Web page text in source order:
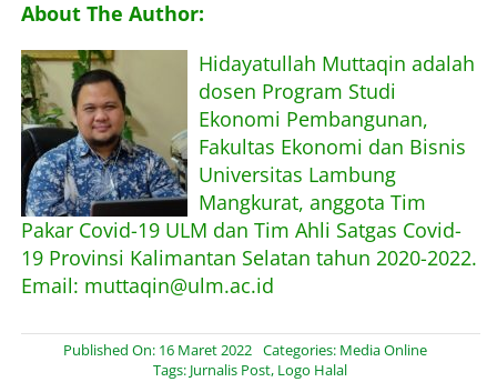
About The Author:
Hidayatullah Muttaqin adalah
dosen Program Studi
Ekonomi Pembangunan,
Fakultas Ekonomi dan Bisnis
Universitas Lambung
Mangkurat, anggota Tim
Pakar Covid-19 ULM dan Tim Ahli Satgas Covid-
19 Provinsi Kalimantan Selatan tahun 2020-2022.
Email: muttaqin@ulm.ac.id
Published On: 16 Maret 2022 Categories: Media Online
Tags: Jurnalis Post, Logo Halal